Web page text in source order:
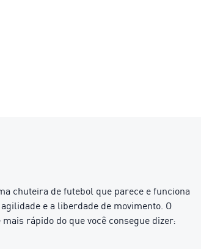
chuteira de futebol que parece e funciona
e a liberdade de movimento. O
rápido do que você consegue dizer: